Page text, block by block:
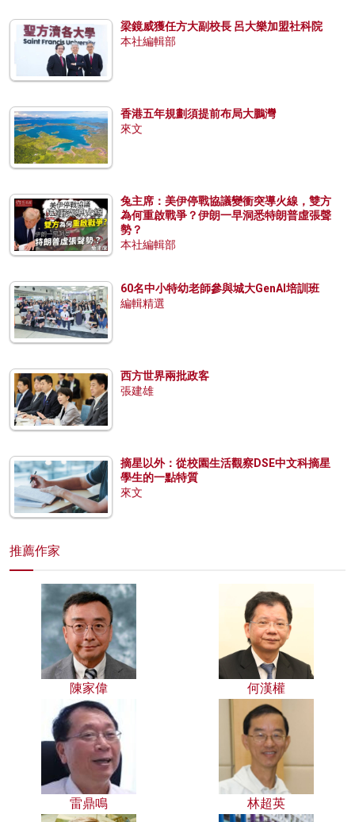
梁鏡威獲任方大副校長 呂大樂加盟社科院
本社編輯部
香港五年規劃須提前布局大鵬灣
來文
兔主席：美伊停戰協議變衝突導火線，雙方
為何重啟戰爭？伊朗一早洞悉特朗普虛張聲
勢？
本社編輯部
60名中小特幼老師參與城大GenAI培訓班
編輯精選
西方世界兩批政客
張建雄
摘星以外：從校園生活觀察DSE中文科摘星
學生的一點特質
來文
推薦作家
陳家偉 何漢權
雷鼎鳴 林超英